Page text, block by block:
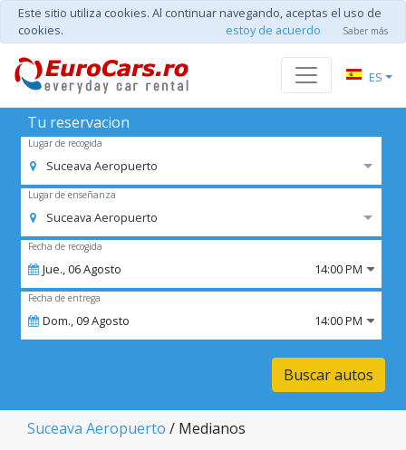
Este sitio utiliza cookies. Al continuar navegando, aceptas el uso de
cookies.
estoy de acuerdo Saber más
ES
Tu reservacion
Lugar de recogida
Suceava Aeropuerto
Lugar de enseñanza
Suceava Aeropuerto
Fecha de recogida
Jue.,06Agosto 14:00 PM
Fecha de entrega
Dom.,09Agosto 14:00 PM
Buscar autos
Suceava Aeropuerto / Medianos